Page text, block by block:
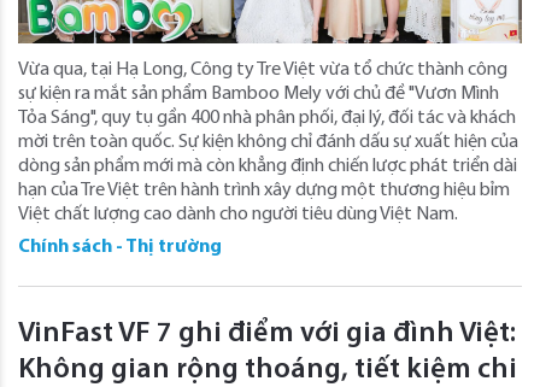
Vừa qua, tại Hạ Long, Công ty Tre Việt vừa tổ chức thành công
sự kiện ra mắt sản phẩm Bamboo Mely với chủ đề "Vươn Mình
Tỏa Sáng", quy tụ gần 400 nhà phân phối, đại lý, đối tác và khách
mời trên toàn quốc. Sự kiện không chỉ đánh dấu sự xuất hiện của
dòng sản phẩm mới mà còn khẳng định chiến lược phát triển dài
hạn của Tre Việt trên hành trình xây dựng một thương hiệu bỉm
Việt chất lượng cao dành cho người tiêu dùng Việt Nam.
Chính sách - Thị trường
VinFast VF 7 ghi điểm với gia đình Việt:
Không gian rộng thoáng, tiết kiệm chi